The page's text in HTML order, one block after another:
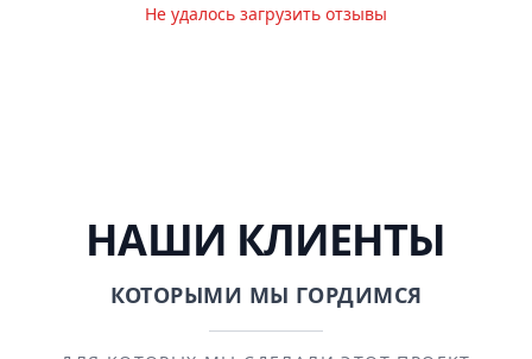
Не удалось загрузить отзывы
НАШИ КЛИЕНТЫ
КОТОРЫМИ МЫ ГОРДИМСЯ